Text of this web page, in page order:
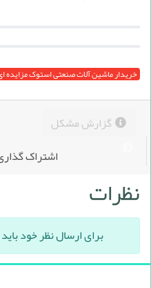
خریدار ماشین آلات صنعتی استوک مزایده
گزارش مشکل
اشتراک
نظرات
برای ارسال نظر خود باید